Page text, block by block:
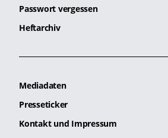
Passwort vergessen
Heftarchiv
Mediadaten
Presseticker
Kontakt und Impressum